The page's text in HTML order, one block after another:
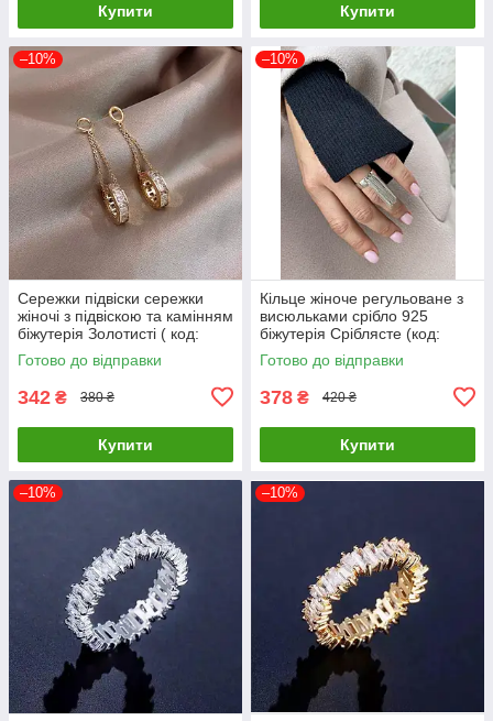
Купити Купити
–10%
Сережки підвіски сережки
жіночі з підвіскою та камінням
біжутерія Золотисті ( код:
s006y )
Готово до відправки
342 ₴ 380 ₴
Купити
–10%
Кільце жіноче регульоване з
висюльками срібло 925
біжутерія Сріблясте (код:
k008s)
Готово до відправки
378 ₴ 420 ₴
Купити
–10% –10%